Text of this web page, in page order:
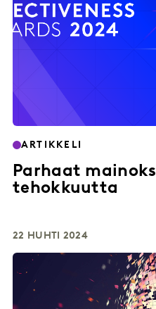
ARTIKKELI
Parhaat
tehokkuutta
22 HUHTI 2024